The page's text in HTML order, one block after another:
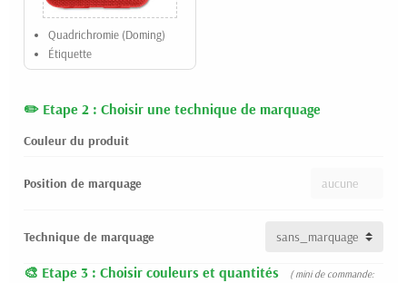
Quadrichromie (Doming)
Étiquette
Etape 2 : Choisir une technique de marquage
Couleur du produit
Position de marquage
Technique de marquage
Etape 3 : Choisir couleurs et quantités
( mini de commande: